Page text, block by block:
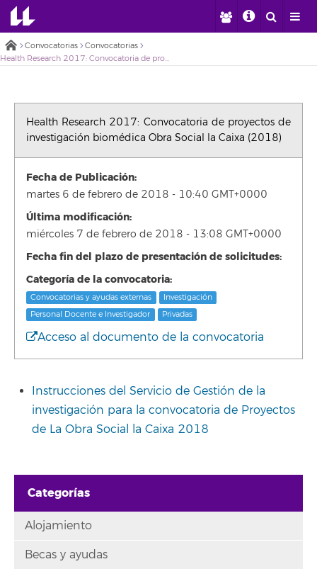
Convocatorias
Convocatorias
Health Research 2017: Convocatoria de proyectos de investigación biomédica Obra Social la Caixa (2018)
Health Research 2017: Convocatoria de proyectos de
investigación biomédica Obra Social la Caixa (2018)
Fecha de Publicación:
martes 6 de febrero de 2018 - 10:40 GMT+0000
Última modificación:
miércoles 7 de febrero de 2018 - 13:08 GMT+0000
Fecha fin del plazo de presentación de solicitudes:
Categoría de la convocatoria:
Convocatorias y ayudas externas
Investigación
Personal Docente e Investigador
Privadas
Acceso al documento de la convocatoria
Instrucciones del Servicio de Gestión de la
investigación para la convocatoria de Proyectos
de La Obra Social la Caixa 2018
Categorías
Alojamiento
Becas y ayudas